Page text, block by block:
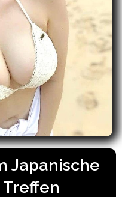
Japanische